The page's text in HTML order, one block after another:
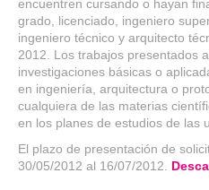
encuentren cursando o hayan
grado, licenciado, ingeniero
ingeniero técnico y arquitecto
2012. Los trabajos presentados
investigaciones básicas o
en ingeniería, arquitectura o
cualquiera de las materias
en los planes de estudios de las
El plazo de presentación de
30/05/2012 al 16/07/2012.